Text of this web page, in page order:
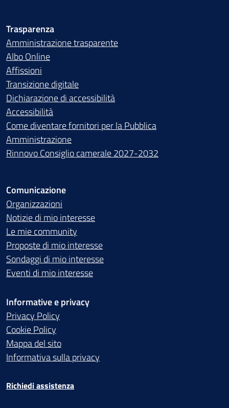
Trasparenza
Amministrazione trasparente
Albo Online
Affissioni
Transizione digitale
Dichiarazione di accessibilità
Accessibilità
Come diventare fornitori per la Pubblica
Amministrazione
Rinnovo Consiglio camerale 2027-2032
Comunicazione
Organizzazioni
Notizie di mio interesse
Le mie community
Proposte di mio interesse
Sondaggi di mio interesse
Eventi di mio interesse
Informative e privacy
Privacy Policy
Cookie Policy
Mappa del sito
Informativa sulla privacy
Richiedi assistenza